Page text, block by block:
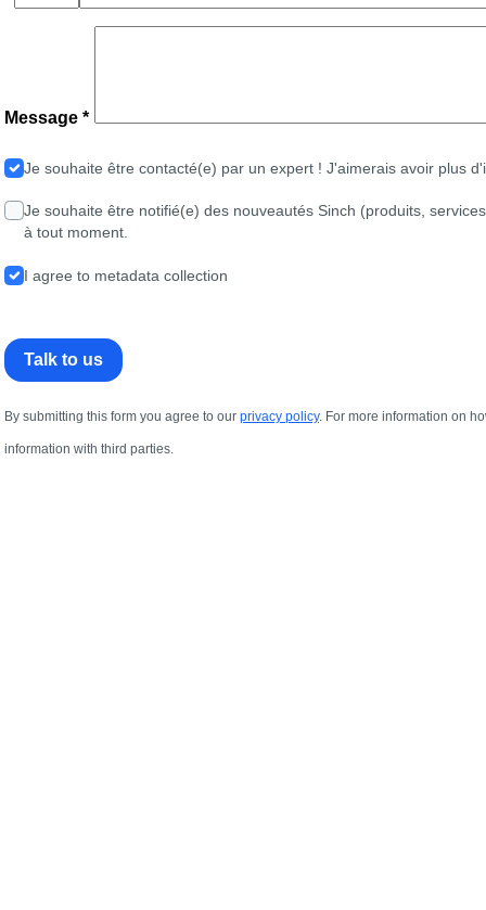
Message *
Je souhaite être contacté(e) par un expert ! J'aimerais avoir plus
Je souhaite être notifié(e) des nouveautés Sinch (produits,
à tout moment.
I agree to metadata collection
Talk to us
By submitting this form you agree to our privacy policy. For more information on
information with third parties.